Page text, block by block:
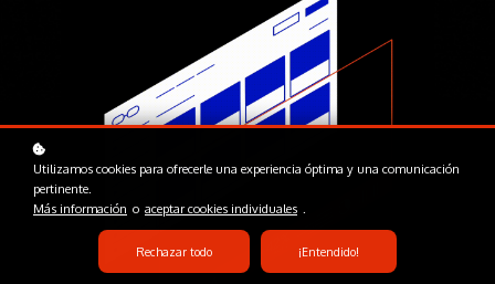
Utilizamos cookies para ofrecerle una experiencia óptima y una comunicación
pertinente.
Más información o aceptar cookies individuales .
Rechazar todo ¡Entendido!